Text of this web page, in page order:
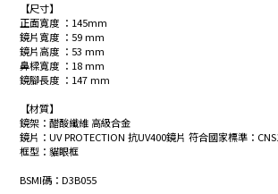
【尺寸】
正面寬度 ：145mm
鏡片寬度 ：59 mm
鏡片高度 ：53 mm
鼻樑寬度 ：18 mm
鏡腳長度 ：147 mm
【材質】
鏡架：醋酸纖維 高級合金
鏡片：UV PROTECTION 抗UV400鏡片 符合國家標準：
框型：貓眼框
BSMI碼：D3B055